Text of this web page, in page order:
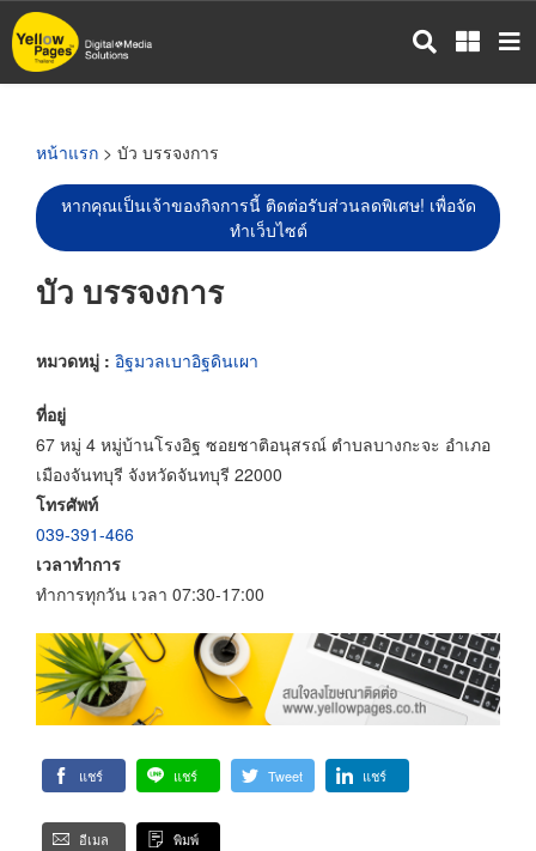
ข้าม
ไป
หน้าแรก > บัว บรรจงการ
หากคุณเป็นเจ้าของกิจการนี้ ติดต่อรับส่วนลดพิเศษ! เพื่อจัด
ทำเว็บไซต์
บัว บรรจงการ
หมวดหมู่ : อิฐมวลเบาอิฐดินเผา
ที่อยู่
67 หมู่ 4 หมู่บ้านโรงอิฐ ซอยชาติอนุสรณ์ ตำบลบางกะจะ อำเภอ
เมืองจันทบุรี จังหวัดจันทบุรี 22000
โทรศัพท์
039-391-466
เวลาทำการ
ทำการทุกวัน เวลา 07:30-17:00
แชร์ แชร์ Tweet แชร์
อีเมล พิมพ์